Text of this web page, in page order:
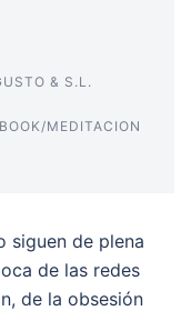
& S.L.
MEDITACION
siguen de plena
de las redes
de la obsesión